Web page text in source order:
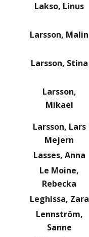
Lakso, Linus
Larsson, Malin
Larsson, Stina
Larsson,
Mikael
Larsson, Lars
Mejern
Lasses, Anna
Le Moine,
Rebecka
Leghissa, Zara
Lennström,
Sanne